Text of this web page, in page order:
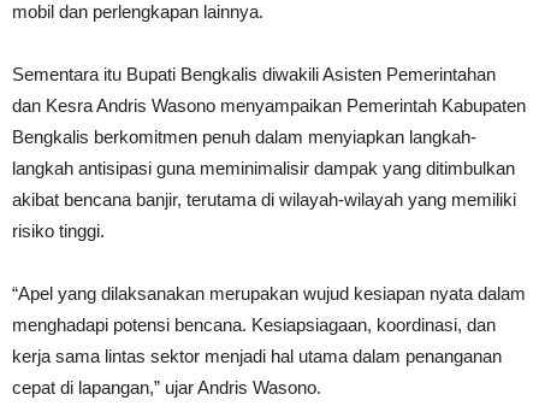
mobil dan perlengkapan lainnya.
Sementara itu Bupati Bengkalis diwakili Asisten Pemerintahan
dan Kesra Andris Wasono menyampaikan Pemerintah Kabupaten
Bengkalis berkomitmen penuh dalam menyiapkan langkah-
langkah antisipasi guna meminimalisir dampak yang ditimbulkan
akibat bencana banjir, terutama di wilayah-wilayah yang memiliki
risiko tinggi.
“Apel yang dilaksanakan merupakan wujud kesiapan nyata dalam
menghadapi potensi bencana. Kesiapsiagaan, koordinasi, dan
kerja sama lintas sektor menjadi hal utama dalam penanganan
cepat di lapangan,” ujar Andris Wasono.